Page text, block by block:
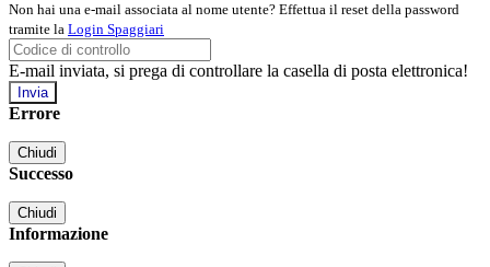
Non hai una e-mail associata al nome utente? Effettua il reset della password
tramite la Login Spaggiari
E-mail inviata, si prega di controllare la casella di posta elettronica!
Errore
Chiudi
Successo
Chiudi
Informazione